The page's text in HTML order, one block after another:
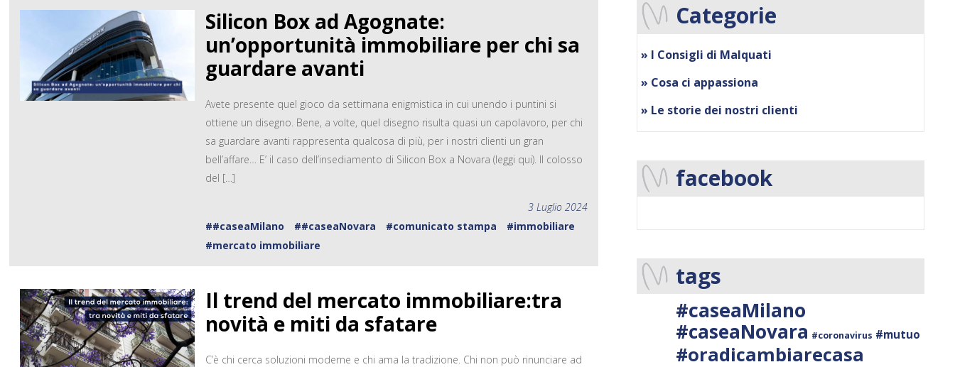
Silicon Box ad Agognate:
un’opportunità immobiliare per chi sa
guardare avanti
Avete presente quel gioco da settimana enigmistica in cui unendo i puntini si
ottiene un disegno. Bene, a volte, quel disegno risulta quasi un capolavoro, per chi
sa guardare avanti rappresenta qualcosa di più, per i nostri clienti un gran
bell’affare… E’ il caso dell’insediamento di Silicon Box a Novara (leggi qui). Il colosso
del […]
3 Luglio 2024
##caseaMilano
##caseaNovara #comunicato stampa
#immobiliare
#mercato immobiliare
Il trend del mercato immobiliare:tra
novità e miti da sfatare
C’è chi cerca soluzioni moderne e chi ama la tradizione. Chi non può rinunciare ad
Categorie
» I Consigli di Malquati
» Cosa ci appassiona
» Le storie dei nostri clienti
facebook
tags
#caseaMilano
#caseaNovara #coronavirus #mutuo
#oradicambiarecasa